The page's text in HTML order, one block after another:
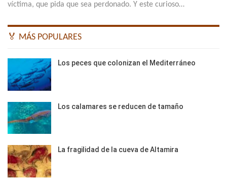
víctima, que pida que sea perdonado. Y este curioso…
🏅 MÁS POPULARES
Los peces que colonizan el Mediterráneo
Los calamares se reducen de tamaño
La fragilidad de la cueva de Altamira